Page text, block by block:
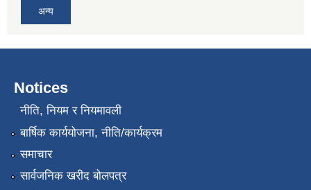
अन्य
Notices
नीति, नियम र नियमावली
बार्षिक कार्ययोजना, नीति/कार्यक्रम
समाचार
सार्वजनिक खरीद बोलपत्र